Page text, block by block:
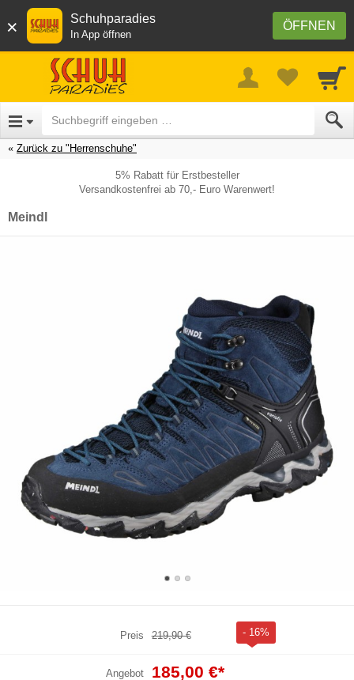
× ÖFFNEN
Schuhparadies
In App öffnen
Zurück zu "Herrenschuhe"
5% Rabatt für Erstbesteller
Versandkostenfrei ab 70,- Euro Warenwert!
Meindl
Preis 219,90 € - 16%
Angebot 185,00 €*